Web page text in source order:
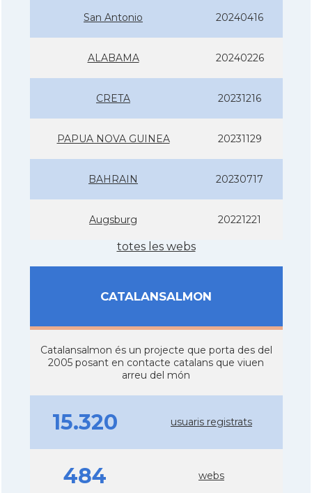
San Antonio 20240416
ALABAMA 20240226
CRETA 20231216
PAPUA NOVA GUINEA 20231129
BAHRAIN 20230717
Augsburg 20221221
totes les webs
CATALANSALMON
Catalansalmon és un projecte que porta des del
2005 posant en contacte catalans que viuen
arreu del món
15.320 usuaris registrats
484 webs